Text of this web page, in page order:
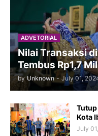
ADVETORIAL
Nilai Transaksi
Tembus Rp1,7
by Unknown - July 01,
Tutup
Kota
July